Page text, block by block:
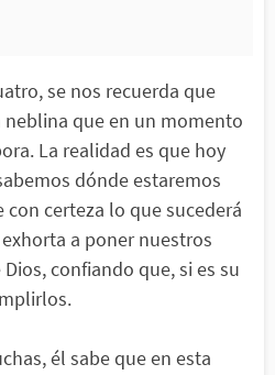
se nos recuerda que
que en un momento
La realidad es que hoy
dónde estaremos
con certeza lo que sucederá
a poner nuestros
confiando que, si es su
él sabe que en esta